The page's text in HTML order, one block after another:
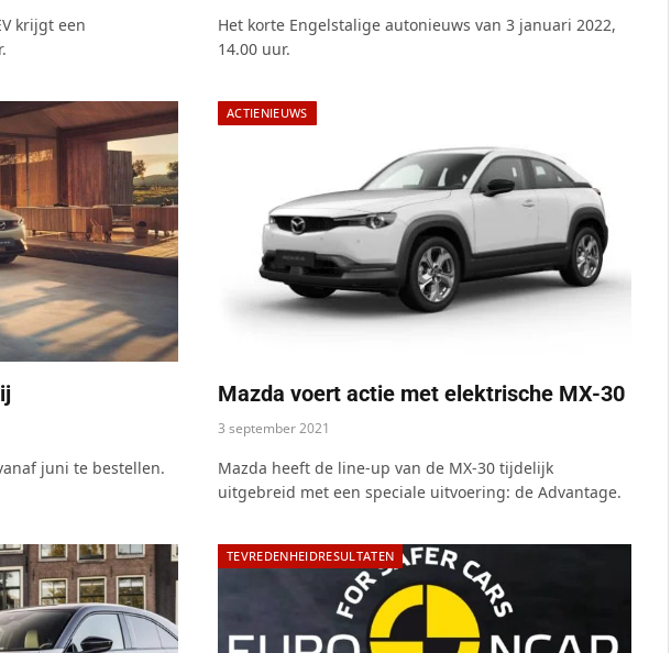
krijgt een
Het korte Engelstalige autonieuws van 3 januari 2022,
14.00 uur.
juni te bestellen.
ACTIENIEUWS
Mazda voert actie met elektrische MX-30
3 september 2021
Mazda heeft de line-up van de MX-30 tijdelijk
uitgebreid met een speciale uitvoering: de Advantage.
TEVREDENHEIDRESULTATEN